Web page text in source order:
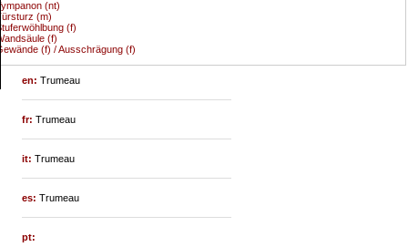
(nt)
(m)
(f)
(f)
(f) / Ausschrägung (f)
en:Trumeau
fr:Trumeau
it:Trumeau
es:Trumeau
pt: